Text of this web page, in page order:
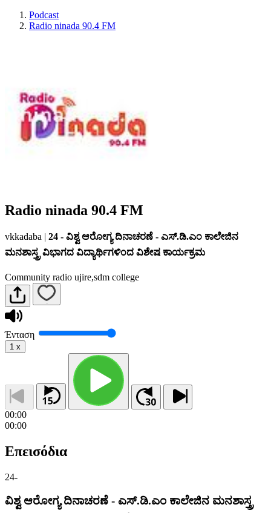
Podcast
Radio ninada 90.4 FM
Radio ninada 90.4 FM
vkkadaba | 24 - ವಿಶ್ವ ಆರೋಗ್ಯ ದಿನಾಚರಣೆ - ಎಸ್.ಡಿ.ಎಂ ಕಾಲೇಜಿನ
ಮನಶಾಸ್ತ್ರ ವಿಭಾಗದ ವಿದ್ಯಾರ್ಥಿಗಳಿಂದ ವಿಶೇಷ ಕಾರ್ಯಕ್ರಮ
Community radio ujire,sdm college
Ένταση
1 x
00:00
00:00
Επεισόδια
24-
ವಿಶ್ವ ಆರೋಗ್ಯ ದಿನಾಚರಣೆ - ಎಸ್.ಡಿ.ಎಂ ಕಾಲೇಜಿನ ಮನಶಾಸ್ತ್ರ